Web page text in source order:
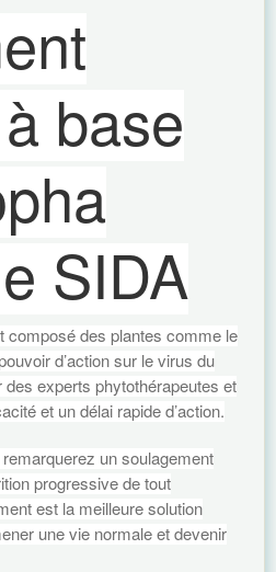
base
SIDA
composé des plantes comme le
d’action sur le virus du
experts phytothérapeutes et
et un délai rapide d’action.
un soulagement
progressive de tout
est la meilleure solution
une vie normale et devenir